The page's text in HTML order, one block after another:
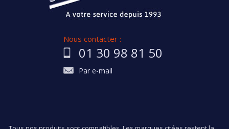
Nous contacter :
01 30 98 81 50
Par e-mail